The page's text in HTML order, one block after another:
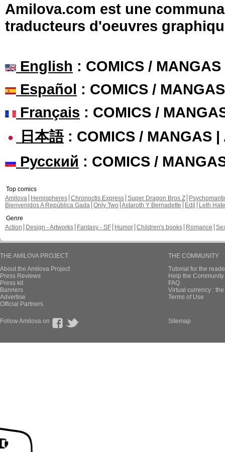
Amilova.com est une
traducteurs d'oeuvres
English : COMICS /
Español : COMICS /
Français : COMICS /
日本語: COMICS / MANGAS |
Русский : COMICS /
Top comics
Amilova
Hemispheres Chronoctis Express Super Dragon Bros Z
Bienvenidos A República Gada Only Two Astaroth Y Bernadette Edil
Leth Hate
Genre
Action
Design - Artworks Fantasy - SF Humor Children's books Romance
THE AMILOVA PROJECT
About the Amilova Project
Press Reviews
Press kit
Banners
Advertise
Official Partners
THE COMMUNITY
Tutorial for the
Help the
FAQ
Virtual currency :
Terms of Use
Follow Amilova on Sitemap